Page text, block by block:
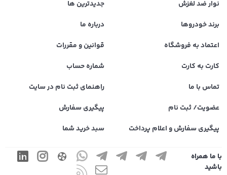
نوار ضد لغزش
جدیدترین ها
برند خودروها
درباره ما
اعتماد به فروشگاه
قوانین و مقررات
کارت به کارت
شماره حساب
تماس با ما
راهنمای ثبت نام در سایت
عضویت/ ثبت نام
پیگیری سفارش
پیگیری سفارش و اعلام پرداخت
سبد خرید شما
با ما همراه
باشید